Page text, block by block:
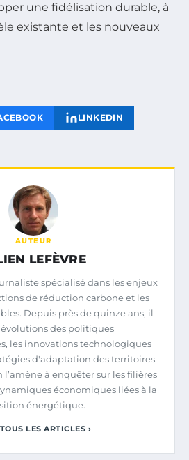
une fidélisation durable, à
existante et les nouveaux
LINKEDIN
AUTEUR
LEFÈVRE
spécialisé dans les enjeux
de réduction carbone et les
Depuis près de quinze ans, il
des politiques
les innovations technologiques
d'adaptation des territoires.
l’amène à enquêter sur les filières
économiques liées à la
énergétique.
LES ARTICLES ›